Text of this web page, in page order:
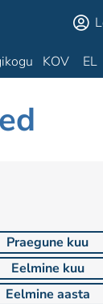
KOV EL
Praegune kuu
Eelmine kuu
Eelmine aasta